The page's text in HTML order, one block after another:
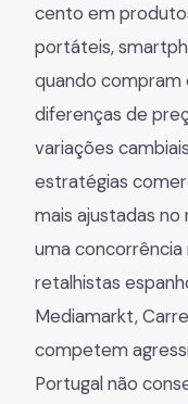
cento em
portáteis,
quando compram
diferenças de
variações
estratégias
mais ajustadas
uma
retalhistas
Mediamarkt,
competem
Portugal não